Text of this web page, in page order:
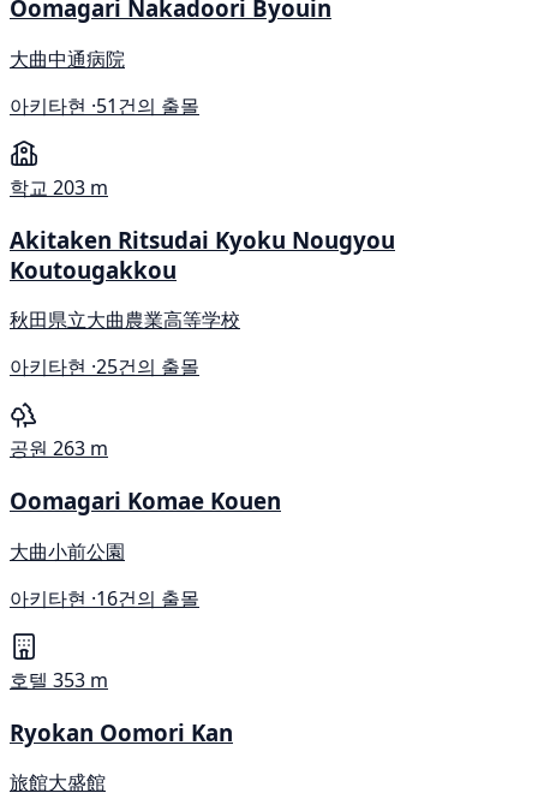
Oomagari Nakadoori Byouin
大曲中通病院
아키타현 ·51건의 출몰
학교 203 m
Akitaken Ritsudai Kyoku Nougyou
Koutougakkou
秋田県立大曲農業高等学校
아키타현 ·25건의 출몰
공원 263 m
Oomagari Komae Kouen
大曲小前公園
아키타현 ·16건의 출몰
호텔 353 m
Ryokan Oomori Kan
旅館大盛館